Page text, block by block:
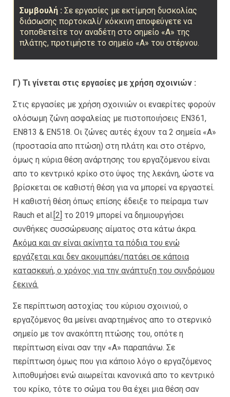
Συμβουλή : Σε εργασίες με εκτίμηση δυσκολίας
διάσωσης πορτοκαλί/ κόκκινη αποφεύγετε να
τοποθετείτε τον αναδέτη στο σημείο «Α» της
πλάτης, προτιμήστε το σημείο «Α» του στέρνου.
Γ) Τι γίνεται στις εργασίες με χρήση σχοινιών :
Στις εργασίες με χρήση σχοινιών οι εναερίτες φορούν
ολόσωμη ζώνη ασφαλείας με πιστοποιήσεις ΕΝ361,
ΕΝ813 & ΕΝ518. Οι ζώνες αυτές έχουν τα 2 σημεία «Α»
(προστασία απο πτώση) στη πλάτη και στο στέρνο,
όμως η κύρια θέση ανάρτησης του εργαζόμενου είναι
απο το κεντρικό κρίκο στο ύψος της λεκάνη, ώστε να
βρίσκεται σε καθιστή θέση για να μπορεί να εργαστεί.
Η καθιστή θέση όπως επίσης έδειξε το πείραμα των
Rauch et al.[2] το 2019 μπορεί να δημιουργήσει
συνθήκες συσσώρευσης αίματος στα κάτω άκρα.
Ακόμα και αν είναι ακίνητα τα πόδια του ενώ
εργάζεται και δεν ακουμπάει/πατάει σε κάποια
κατασκευή, ο χρόνος για την ανάπτυξη του συνδρόμου
ξεκινά.
Σε περίπτωση αστοχίας του κύριου σχοινιού, ο
εργαζόμενος θα μείνει αναρτημένος απο το στερνικό
σημείο με τον ανακόπτη πτώσης του, οπότε η
περίπτωση είναι σαν την «Α» παραπάνω. Σε
περίπτωση όμως που για κάποιο λόγο ο εργαζόμενος
λιποθυμήσει ενώ αιωρείται κανονικά απο το κεντρικό
του κρίκο, τότε το σώμα του θα έχει μια θέση σαν